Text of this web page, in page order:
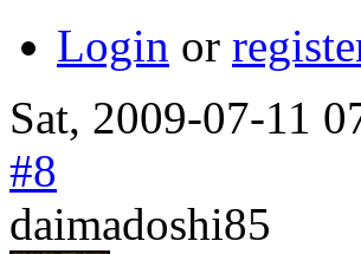
Login or
Sat, 2009-07-11
#8
daimadoshi85